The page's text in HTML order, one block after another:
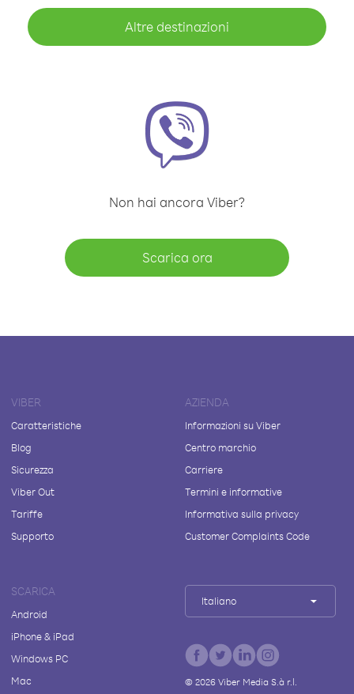
Altre destinazioni
Non hai ancora Viber?
Scarica ora
VIBER
Caratteristiche
Blog
Sicurezza
Viber Out
Tariffe
Supporto
AZIENDA
Informazioni su Viber
Centro marchio
Carriere
Termini e informative
Informativa sulla privacy
Customer Complaints Code
SCARICA
Android
iPhone & iPad
Windows PC
Mac
Italiano
© 2026Viber Media S.à r.l.